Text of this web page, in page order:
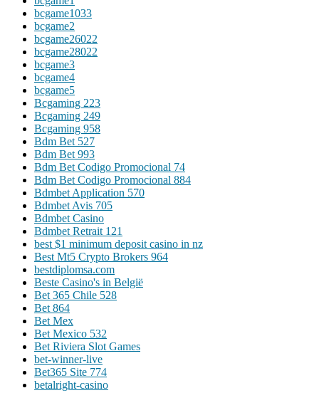
bcgame1033
bcgame2
bcgame26022
bcgame28022
bcgame3
bcgame4
bcgame5
Bcgaming 223
Bcgaming 249
Bcgaming 958
Bdm Bet 527
Bdm Bet 993
Bdm Bet Codigo Promocional 74
Bdm Bet Codigo Promocional 884
Bdmbet Application 570
Bdmbet Avis 705
Bdmbet Casino
Bdmbet Retrait 121
best $1 minimum deposit casino in nz
Best Mt5 Crypto Brokers 964
bestdiplomsa.com
Beste Casino's in België
Bet 365 Chile 528
Bet 864
Bet Mex
Bet Mexico 532
Bet Riviera Slot Games
bet-winner-live
Bet365 Site 774
betalright-casino